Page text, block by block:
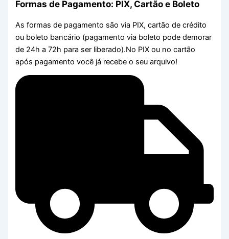
Formas de Pagamento: PIX, Cartão e Boleto
As formas de pagamento são via PIX, cartão de crédito
ou boleto bancário (pagamento via boleto pode demorar
de 24h a 72h para ser liberado).No PIX ou no cartão
após pagamento você já recebe o seu arquivo!